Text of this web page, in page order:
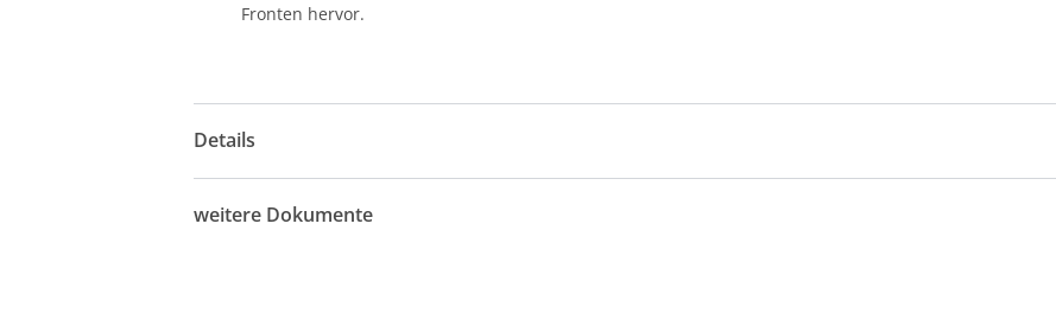
Fronten hervor.
Details
weitere Dokumente